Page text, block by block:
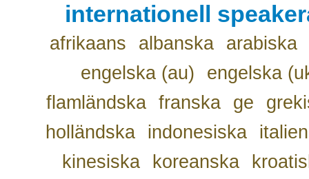
internationell
afrikaans albanska
arabiska
engelska (au)
engelska
flamländska franska ge
holländska
indonesiska
kinesiska
koreanska